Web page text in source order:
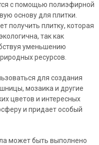
с помощью полиэфирной
основу для плитки.
получить плитку, которая
так как
уменьшению
ресурсов.
для создания
мозаика и другие
цветов и интересных
и придает особый
может быть выполнено